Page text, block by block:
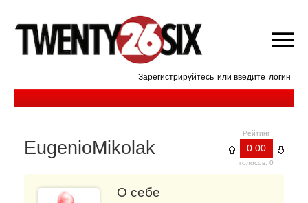
Зарегистрируйтесь или введите логин
Рейтинг
0.00
голосов: 0
EugenioMikolak
О себе